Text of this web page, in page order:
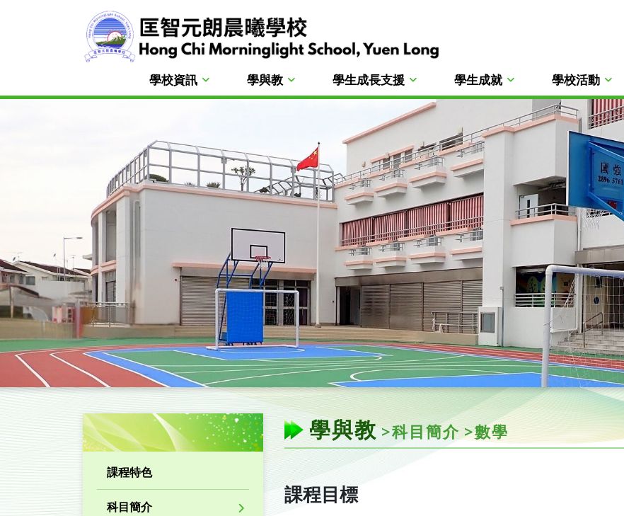
學校資訊 學與教 學生成長支援 學生成就 學校活動
課程特色
科目簡介
學與教 >科目簡介 >數學
課程目標